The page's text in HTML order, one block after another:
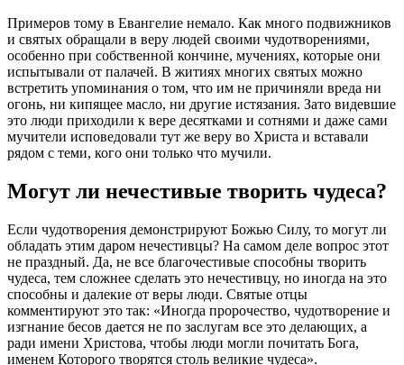
Примеров тому в Евангелие немало. Как много подвижников
и святых обращали в веру людей своими чудотворениями,
особенно при собственной кончине, мучениях, которые они
испытывали от палачей. В житиях многих святых можно
встретить упоминания о том, что им не причиняли вреда ни
огонь, ни кипящее масло, ни другие истязания. Зато видевшие
это люди приходили к вере десятками и сотнями и даже сами
мучители исповедовали тут же веру во Христа и вставали
рядом с теми, кого они только что мучили.
Могут ли нечестивые творить чудеса?
Если чудотворения демонстрируют Божью Силу, то могут ли
обладать этим даром нечестивцы? На самом деле вопрос этот
не праздный. Да, не все благочестивые способны творить
чудеса, тем сложнее сделать это нечестивцу, но иногда на это
способны и далекие от веры люди. Святые отцы
комментируют это так: «Иногда пророчество, чудотворение и
изгнание бесов дается не по заслугам все это делающих, а
ради имени Христова, чтобы люди могли почитать Бога,
именем Которого творятся столь великие чудеса».